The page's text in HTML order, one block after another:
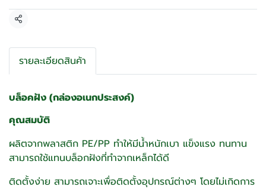
แชร์
รายละเอียดสินค้า
บล็อคฝัง (กล่องอเนกประสงค์)
คุณสมบัติ
ผลิตจากพลาสติก PE/PP ทำให้มีน้ำหนักเบา แข็งแรง ทนทาน
สามารถใช้แทนบล็อกฝังที่ทำจากเหล็กได้ดี
ติดตั้งง่าย สามารถเจาะเพื่อติดตั้งอุปกรณ์ต่างๆ โดยไม่เกิดการ